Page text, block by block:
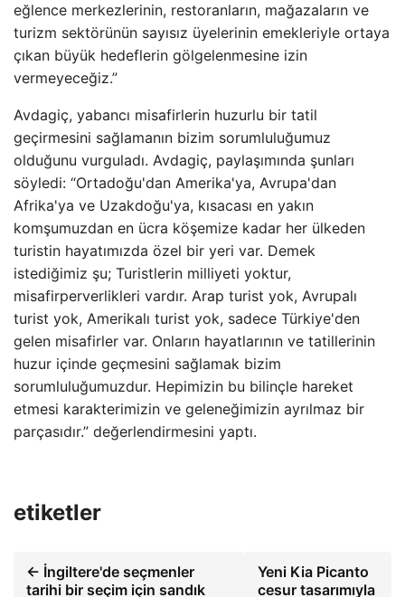
eğlence merkezlerinin, restoranların, mağazaların ve
turizm sektörünün sayısız üyelerinin emekleriyle ortaya
çıkan büyük hedeflerin gölgelenmesine izin
vermeyeceğiz.”
Avdagiç, yabancı misafirlerin huzurlu bir tatil
geçirmesini sağlamanın bizim sorumluluğumuz
olduğunu vurguladı. Avdagiç, paylaşımında şunları
söyledi: “Ortadoğu'dan Amerika'ya, Avrupa'dan
Afrika'ya ve Uzakdoğu'ya, kısacası en yakın
komşumuzdan en ücra köşemize kadar her ülkeden
turistin hayatımızda özel bir yeri var. Demek
istediğimiz şu; Turistlerin milliyeti yoktur,
misafirperverlikleri vardır. Arap turist yok, Avrupalı ​​
turist yok, Amerikalı turist yok, sadece Türkiye'den
gelen misafirler var. Onların hayatlarının ve tatillerinin
huzur içinde geçmesini sağlamak bizim
sorumluluğumuzdur. Hepimizin bu bilinçle hareket
etmesi karakterimizin ve geleneğimizin ayrılmaz bir
parçasıdır.” değerlendirmesini yaptı.
etiketler
← İngiltere'de seçmenler
tarihi bir seçim için sandık
Yeni Kia Picanto
cesur tasarımıyla